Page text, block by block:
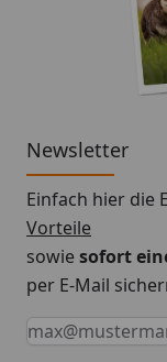
Newsletter
Einfach hier die
Vorteile
sowiesofort
per E-Mail
Keine Eingabe
Eingabe
E-Mail *